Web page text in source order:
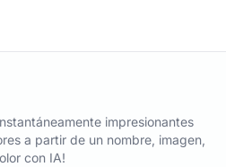
impresionantes
a partir de un nombre, imagen,
con IA!